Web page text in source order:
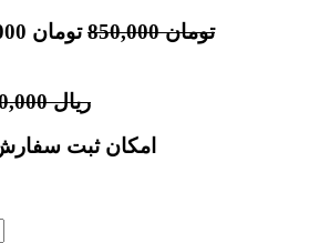
تومان 850,000 تومان
ریال
امکان ثبت